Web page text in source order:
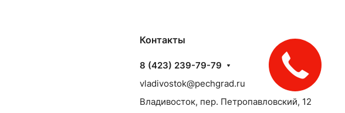
Контакты
8 (423) 239-79-79
vladivostok@pechgrad.ru
Владивосток, пер. Петропавловский, 12